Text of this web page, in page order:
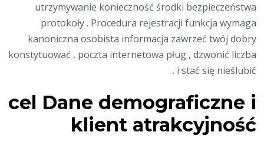
utrzymywanie konieczność środki bezpieczeństwa
protokoły . Procedura rejestracji funkcja wymaga
kanoniczna osobista informacja zawrzeć twój dobry
konstytuować , poczta internetowa pług , dzwonić liczba
i stać się nieślubić .
cel Dane demograficzne i
klient atrakcyjność